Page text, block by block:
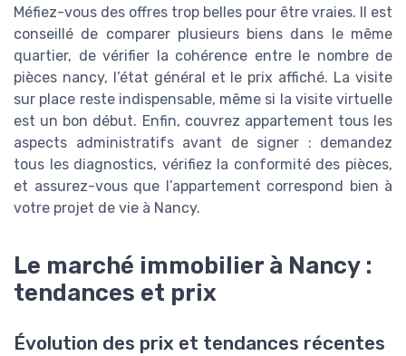
Méfiez-vous des offres trop belles pour être vraies. Il est
conseillé de comparer plusieurs biens dans le même
quartier, de vérifier la cohérence entre le nombre de
pièces nancy, l’état général et le prix affiché. La visite
sur place reste indispensable, même si la visite virtuelle
est un bon début. Enfin, couvrez appartement tous les
aspects administratifs avant de signer : demandez
tous les diagnostics, vérifiez la conformité des pièces,
et assurez-vous que l’appartement correspond bien à
votre projet de vie à Nancy.
Le marché immobilier à Nancy :
tendances et prix
Évolution des prix et tendances récentes